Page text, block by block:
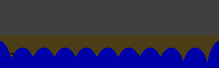
Suivez toutes les actualités du